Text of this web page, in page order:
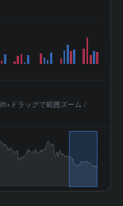
ドラッグで範囲ズーム /